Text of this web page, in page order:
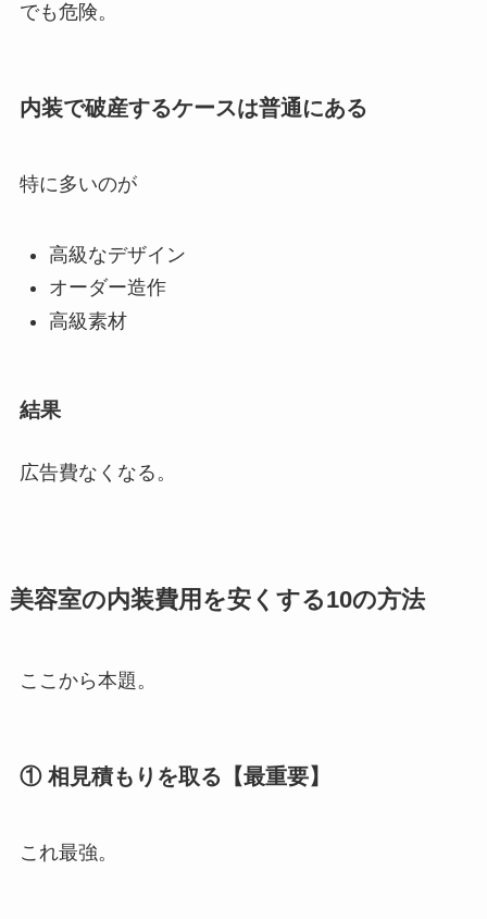
でも危険。
内装で破産するケースは普通にある
特に多いのが
高級なデザイン
オーダー造作
高級素材
結果
広告費なくなる。
美容室の内装費用を安くする10の方法
ここから本題。
① 相見積もりを取る【最重要】
これ最強。